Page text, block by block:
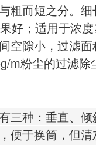
粗而短之分。
好；适用于浓
空隙小，过滤
m粉尘的过滤除
三种：垂直、
便于换筒，但